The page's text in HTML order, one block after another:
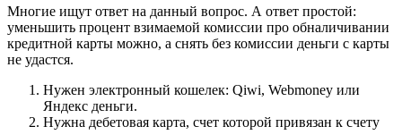
Многие ищут ответ на данный вопрос. А ответ простой:
уменьшить процент взимаемой комиссии про обналичивании
кредитной карты можно, а снять без комиссии деньги с карты
не удастся.
Нужен электронный кошелек: Qiwi, Webmoney или
Яндекс деньги.
Нужна дебетовая карта, счет которой привязан к счету